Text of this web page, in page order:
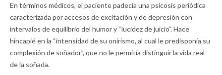
En términos médicos, el paciente padecía una psicosis periódica
caracterizada por accesos de excitación y de depresión con
intervalos de equilibrio del humor y “lucidez de juicio”. Hace
hincapié en la “intensidad de su onirismo, al cual le predisponía su
complexión de soñador”, que no le permitía distinguir la vida real
de la soñada.